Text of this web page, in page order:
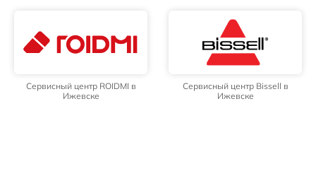
Сервисный центр ROIDMI в
Ижевске
Сервисный центр Bissell в
Ижевске